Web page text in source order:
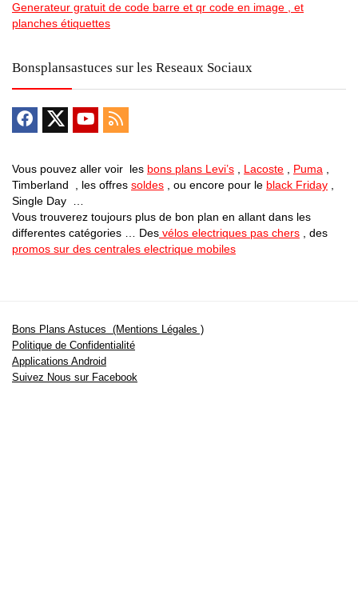
Generateur gratuit de code barre et qr code en image , et
planches étiquettes
Bonsplansastuces sur les Reseaux Sociaux
Vous pouvez aller voir les bons plans Levi’s , Lacoste , Puma ,
Timberland , les offres soldes , ou encore pour le black Friday ,
Single Day …
Vous trouverez toujours plus de bon plan en allant dans les
differentes catégories … Des vélos electriques pas chers , des
promos sur des centrales electrique mobiles
Bons Plans Astuces (Mentions Légales )
Politique de Confidentialité
Applications Android
Suivez Nous sur Facebook